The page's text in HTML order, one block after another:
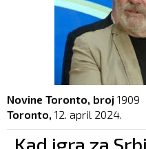
Novine Toronto, broj 1909
Toronto, 12. april 2024.
„Kad igra za